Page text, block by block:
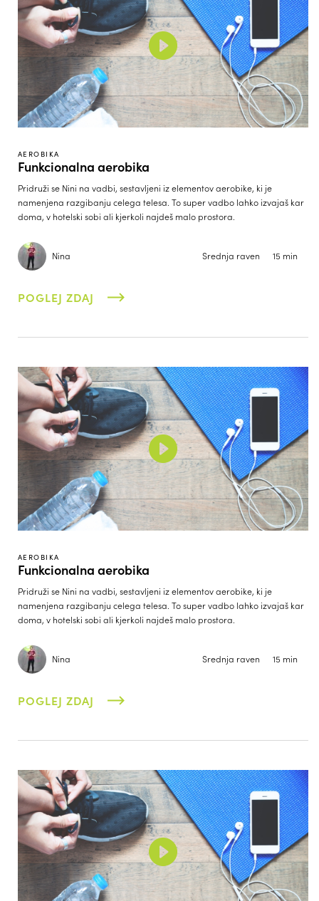
AEROBIKA
Funkcionalna aerobika
Pridruži se Nini na vadbi, sestavljeni iz elementov aerobike, ki je
namenjena razgibanju celega telesa. To super vadbo lahko izvajaš kar
doma, v hotelski sobi ali kjerkoli najdeš malo prostora.
Nina Srednja raven 15 min
POGLEJ ZDAJ
AEROBIKA
Funkcionalna aerobika
Pridruži se Nini na vadbi, sestavljeni iz elementov aerobike, ki je
namenjena razgibanju celega telesa. To super vadbo lahko izvajaš kar
doma, v hotelski sobi ali kjerkoli najdeš malo prostora.
Nina Srednja raven 15 min
POGLEJ ZDAJ